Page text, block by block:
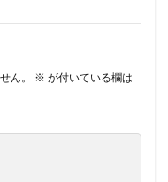
ん。 ※ が付いている欄は